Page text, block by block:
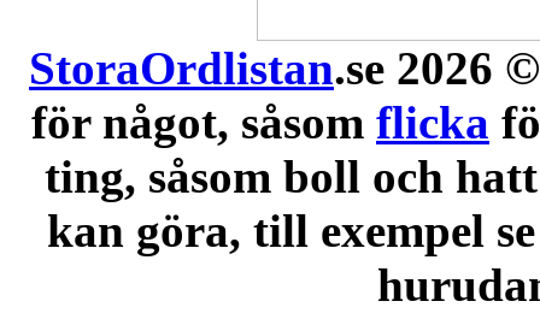
StoraOrdlistan.se 2026
för något, såsom flicka
ting, såsom boll och
kan göra, till exempel